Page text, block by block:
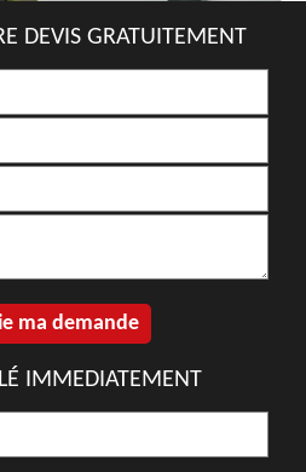
DEVIS GRATUITEMENT
IMMEDIATEMENT